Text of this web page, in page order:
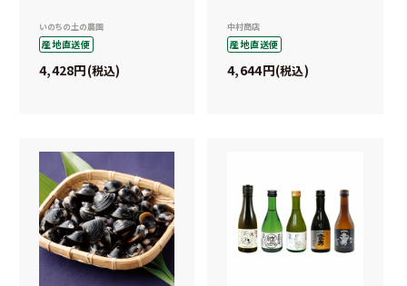
いのちの土の農園
産地直送便
4,428 税込
中村商店
産地直送便
4,644 税込